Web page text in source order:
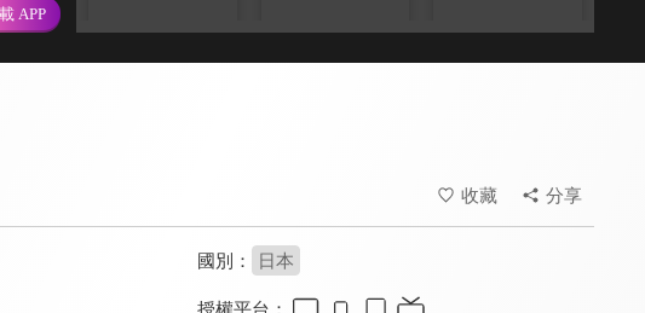
收藏 分享
國別： 日本
授權平台：